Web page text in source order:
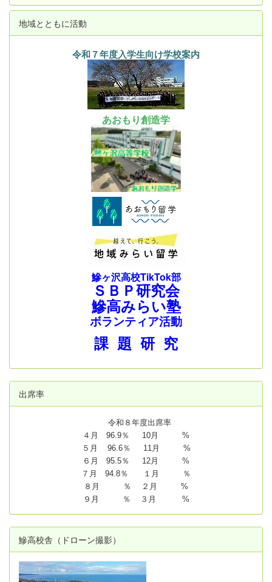
地域とともに活動
令和７年度入学生向け学校案内
あおもり創造学
鰺ヶ沢高校TikTok部
ＳＢＰ研究会
鰺高みらい塾
ボランティア活動
課 題 研 究
出席率
令和８年度出席率
４月 96.9％ 10月 %
５月 96.6％ 11月 %
６月 95.5％ 12月 %
７月 94.8％ １月 ％
８月 ％ ２月 %
９月 ％ ３月 %
鰺高校舎（ドローン撮影）